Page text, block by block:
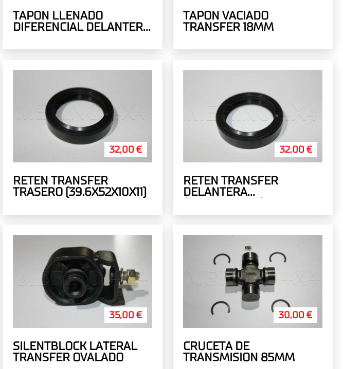
TAPON LLENADO
DIFERENCIAL DELANTERO
TAPON VACIADO
TRANSFER 18MM
32,00 €
RETEN TRANSFER
TRASERO (39.6X52X10X11)
32,00 €
RETEN TRANSFER
DELANTERA
35,00 €
SILENTBLOCK LATERAL
TRANSFER OVALADO
30,00 €
CRUCETA DE
TRANSMISION 85MM